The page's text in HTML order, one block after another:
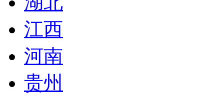
江西
河南
贵州